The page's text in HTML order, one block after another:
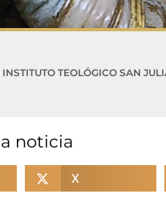
INSTITUTO TEOLÓGICO SAN
noticia
X